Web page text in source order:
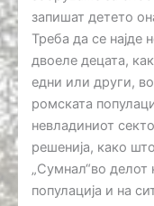
запишат детето
Треба да се најде
двоеле децата,
едни или други, во
ромската
невладиниот
решенија, како
„Сумнал“во делот
популација и на